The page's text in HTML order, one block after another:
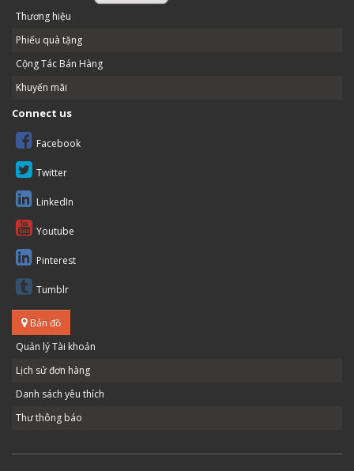
Thương hiệu
Phiếu quà tặng
Cộng Tác Bán Hàng
Khuyến mãi
Connect us
Facebook
Twitter
LinkedIn
Youtube
Pinterest
Tumblr
Bản đồ
Quản lý Tài khoản
Lịch sử đơn hàng
Danh sách yêu thích
Thư thông báo